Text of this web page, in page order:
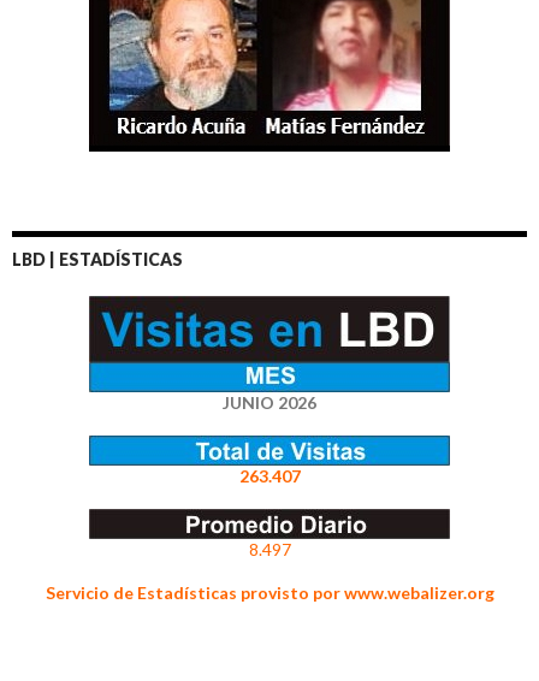
LBD | ESTADÍSTICAS
JUNIO 2026
263.407
8.497
Servicio de Estadísticas provisto por www.webalizer.org